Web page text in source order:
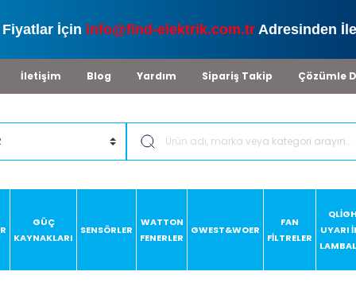
Fiyatlar İçin info@find-elektrik.com.trAdresinden
İletişim Blog Yardım Sipariş Takip Çözümle
GÜÇ
KAYNAKLARI
SENSÖRLER
WATTON
FENERLER
GWEST&WOER
FAN
FİLTRELER
UYARI